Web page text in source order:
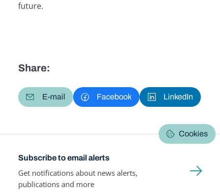
future.
Share:
E-mail Facebook LinkedIn
Cookies
Subscribe to email alerts
Get notifications about news alerts,
publications and more